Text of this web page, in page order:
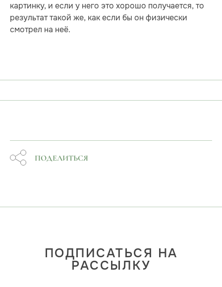
картинку, и если у него это хорошо получается, то
результат такой же, как если бы он физически
смотрел на неё.
ПОДЕЛИТЬСЯ
ПОДПИСАТЬСЯ НА
РАССЫЛКУ